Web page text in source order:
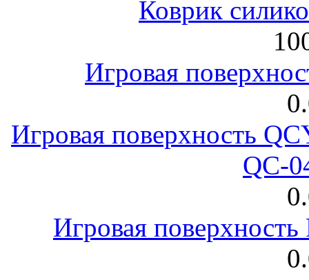
Коврик
Игровая
Игровая поверхность
QC-
Игровая